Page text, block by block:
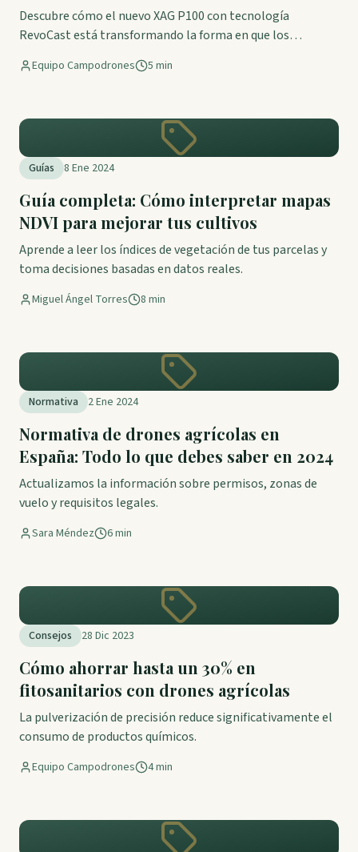
Descubre cómo el nuevo XAG P100 con tecnología
RevoCast está transformando la forma en que los
fitosanitarios.
Equipo Campodrones 5 min
Guías 8 Ene 2024
Guía completa: Cómo interpretar mapas
NDVI para mejorar tus cultivos
Aprende a leer los índices de vegetación de tus parcelas y
toma decisiones basadas en datos reales.
Miguel Ángel Torres 8 min
Normativa 2 Ene 2024
Normativa de drones agrícolas en
España: Todo lo que debes saber en 2024
Actualizamos la información sobre permisos, zonas de
vuelo y requisitos legales.
Sara Méndez 6 min
Consejos 28 Dic 2023
Cómo ahorrar hasta un 30% en
fitosanitarios con drones agrícolas
La pulverización de precisión reduce significativamente el
consumo de productos químicos.
Equipo Campodrones 4 min